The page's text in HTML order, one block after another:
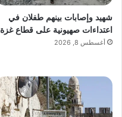
شهيد وإصابات بينهم طفلان في
اعتداءات صهيونية على قطاع غزة
أغسطس 8, 2026